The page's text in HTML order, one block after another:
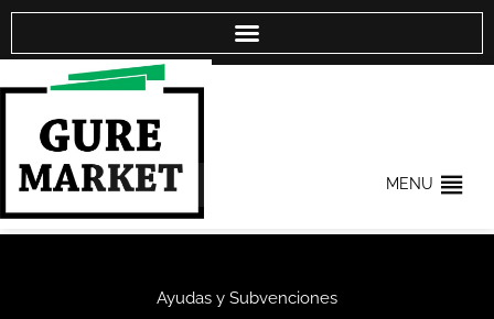
MENU
Ayudas y Subvenciones